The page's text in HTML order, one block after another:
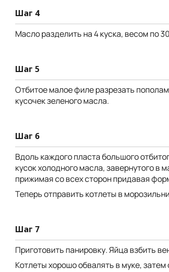
Шаг 4
Масло разделить на 4 куска, весом по
Шаг 5
Отбитое малое филе разрезать
кусочек зеленого масла.
Шаг 6
Вдоль каждого пласта большого
кусок холодного масла, завернутого в
прижимая со всех сторон придавая
Теперь отправить котлеты в
Шаг 7
Приготовить панировку. Яйца взбить
Котлеты хорошо обвалять в муке,